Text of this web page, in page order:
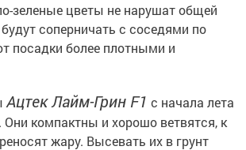
зеленые цветы не нарушат общей
соперничать с соседями по
посадки более плотными и
Ацтек Лайм-Грин F1 с начала лета
Они компактны и хорошо ветвятся, к
жару. Высевать их в грунт